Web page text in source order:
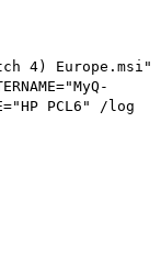
4) Europe.msi"
PCL6" /log